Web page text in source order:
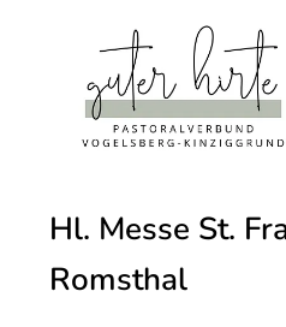
Hl. Messe St.
Romsthal